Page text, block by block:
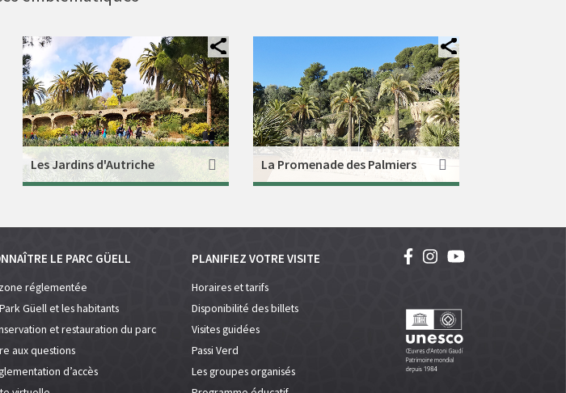
Les Jardins d'Autriche La Promenade des Palmiers
LE PARC GÜELL
réglementée
Güell et les habitants
et restauration du parc
aux questions
d’accès
PLANIFIEZ VOTRE VISITE
Horaires et tarifs
Disponibilité des billets
Visites guidées
Passi Verd
Les groupes organisés